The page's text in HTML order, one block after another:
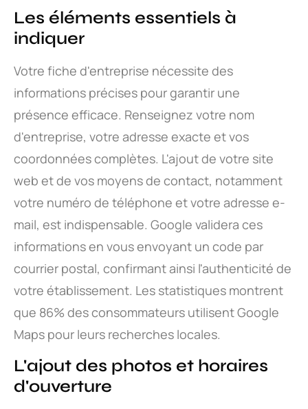
Les éléments essentiels à
indiquer
Votre fiche d'entreprise nécessite des
informations précises pour garantir une
présence efficace. Renseignez votre nom
d'entreprise, votre adresse exacte et vos
coordonnées complètes. L'ajout de votre site
web et de vos moyens de contact, notamment
votre numéro de téléphone et votre adresse e-
mail, est indispensable. Google validera ces
informations en vous envoyant un code par
courrier postal, confirmant ainsi l'authenticité de
votre établissement. Les statistiques montrent
que 86% des consommateurs utilisent Google
Maps pour leurs recherches locales.
L'ajout des photos et horaires
d'ouverture